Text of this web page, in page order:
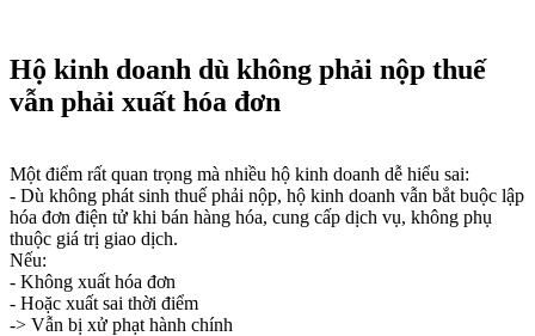
Hộ kinh doanh dù không phải nộp thuế
vẫn phải xuất hóa đơn
Một điểm rất quan trọng mà nhiều hộ kinh doanh dễ hiểu sai:
- Dù không phát sinh thuế phải nộp, hộ kinh doanh vẫn bắt buộc lập
hóa đơn điện tử khi bán hàng hóa, cung cấp dịch vụ, không phụ
thuộc giá trị giao dịch.
Nếu:
- Không xuất hóa đơn
- Hoặc xuất sai thời điểm
-> Vẫn bị xử phạt hành chính